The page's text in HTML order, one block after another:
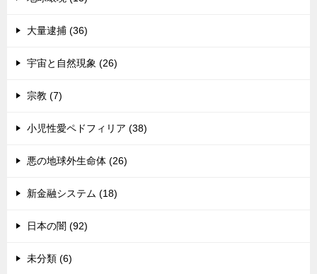
大量逮捕 (36)
宇宙と自然現象 (26)
宗教 (7)
小児性愛ペドフィリア (38)
悪の地球外生命体 (26)
新金融システム (18)
日本の闇 (92)
未分類 (6)